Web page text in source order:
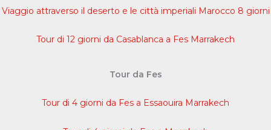
Viaggio attraverso il deserto e le città imperiali Marocco 8 giorni
Tour di 12 giorni da Casablanca a Fes Marrakech
Tour da Fes
Tour di 4 giorni da Fes a Essaouira Marrakech